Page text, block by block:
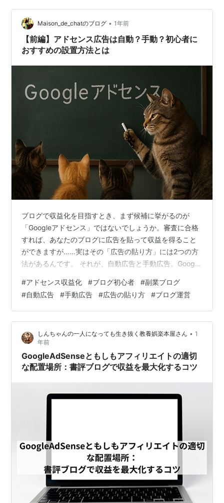
し時間かかりそうです。 ごめんチャップリン🍮 【追記】
Googleアドセンスの自動広告の減らし方がわかった h…
Maison_de_chatのブログ • 1年前
【前編】アドセンス広告は自動？手動？初心者に
おすすめの設置方法とは
ブログで収益化を目指すとき、まず候補に挙がるのが
「Googleアドセンス」ではないでしょうか。審査に合格
すれば、あなたのブログに広告を貼って収益を得ること
ができますが……実はその「広告の貼り方」には2つの方
法があるんです。 それが、自動広告と手動広告。Google
ば、自分で好きな場所に貼れる「こだわりスタイル」も
あります。 「どっちがいいの？」「初心者にはどちらが
向いてるの？」という疑問にぶつかった方も多いはず。
私も最初は「勝手に広告が表示されるって便利そう！」
と思って自動広告を選びましたが、予想外の位置に広告
が入ってしまったり、デザインが崩れて…
#アドセンス収益化 #ブログ初心者 #副業ブログ
#自動広告 #手動広告 #広告の貼り方 #ブログ運営
しんちゃんの一人になっても生き抜く教養娯楽本屋さん • 1
年前
GoogleAdSenseともしもアフィリエイトの適切
な配置場所：書評ブログで収益を最大化するコツ